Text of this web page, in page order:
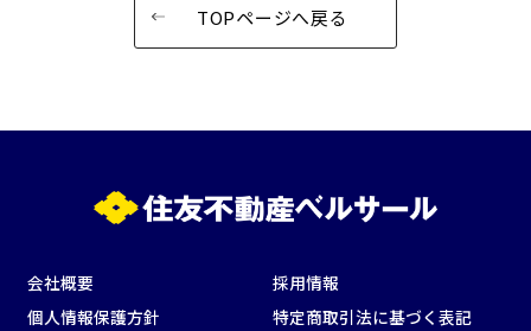
TOPページへ戻る
会社概要
採用情報
個人情報保護方針
特定商取引法に基づく表記